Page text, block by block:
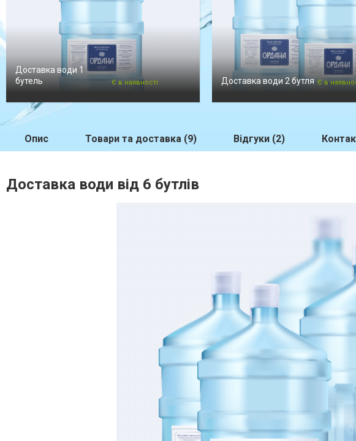
Доставка води 1
бутель
Є в наявності Доставка води 2 бутля Є в
Опис Товари та доставка (9) Відгуки (2)
Доставка води від 6 бутлів